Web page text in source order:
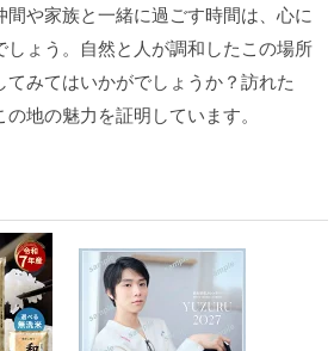
や家族と一緒に過ごす時間は、心に
ょう。自然と人が調和したこの場所
みてはいかがでしょうか？訪れた
地の魅力を証明しています。